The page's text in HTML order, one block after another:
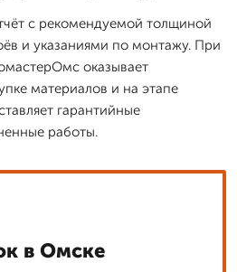
с рекомендуемой толщиной
и указаниями по монтажу. При
оказывает
материалов и на этапе
гарантийные
работы.
в Омске